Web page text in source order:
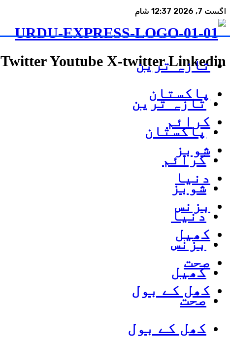
اگست 7, 2026 12:37 شام
Twitter Youtube X-twitter Linkedin
تازہ ترین
پاکستان
کرائم
شوبز
دنیا
بزنس
کھیل
صحت
کھل کے بول
تازہ ترین
پاکستان
کرائم
شوبز
دنیا
بزنس
کھیل
صحت
کھل کے بول